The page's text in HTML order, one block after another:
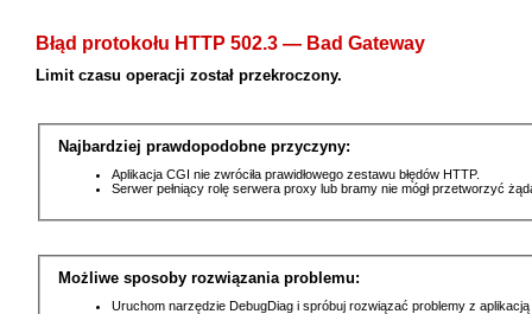
Błąd protokołu HTTP 502.3 — Bad Gateway
Limit czasu operacji został przekroczony.
Najbardziej prawdopodobne przyczyny:
Aplikacja CGI nie zwróciła prawidłowego zestawu błędów HTTP.
Serwer pełniący rolę serwera proxy lub bramy nie mógł przetworzyć
Możliwe sposoby rozwiązania problemu:
Uruchom narzędzie DebugDiag i spróbuj rozwiązać problemy z